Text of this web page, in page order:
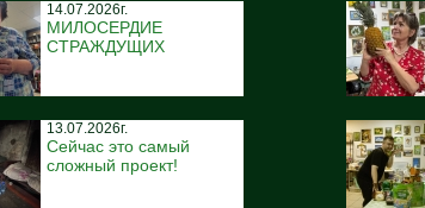
14.07.2026г.
МИЛОСЕРДИЕ
СТРАЖДУЩИХ
13.07.2026г.
Сейчас это самый
сложный проект!